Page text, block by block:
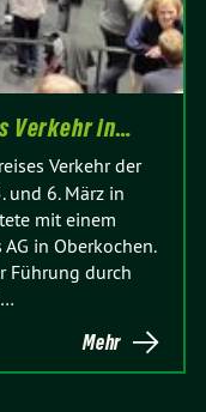
Verkehr in…
Verkehr der
und 6. März in
mit einem
in Oberkochen.
Führung durch
Mehr